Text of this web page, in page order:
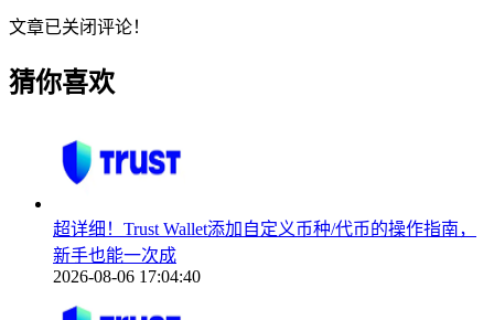
文章已关闭评论！
猜你喜欢
超详细！Trust Wallet添加自定义币种/代币的操作指南，
新手也能一次成
2026-08-06 17:04:40